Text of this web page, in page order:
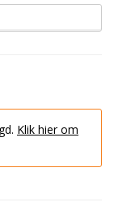
Klik hier om